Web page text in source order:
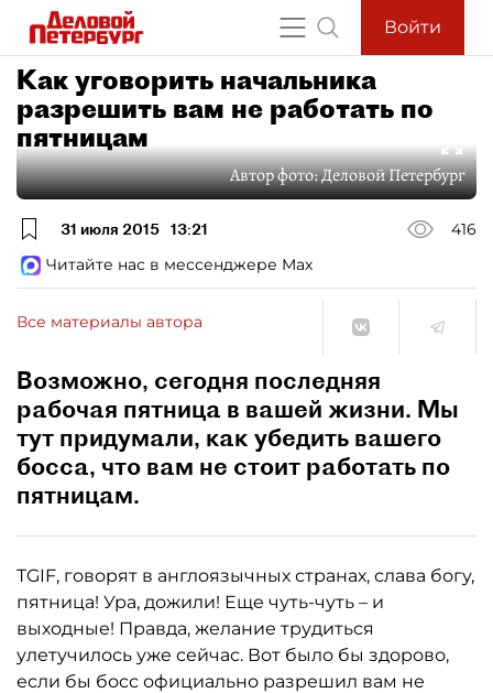
Войти
Как уговорить начальника
разрешить вам не работать по
пятницам
Автор фото:Деловой Петербург
31 июля 2015 13:21
416
Читайте нас в мессенджере Max
Все материалы автора
Возможно, сегодня последняя
рабочая пятница в вашей жизни. Мы
тут придумали, как убедить вашего
босса, что вам не стоит работать по
пятницам.
TGIF, говорят в англоязычных странах, слава богу,
пятница! Ура, дожили! Еще чуть-чуть – и
выходные! Правда, желание трудиться
улетучилось уже сейчас. Вот было бы здорово,
если бы босс официально разрешил вам не